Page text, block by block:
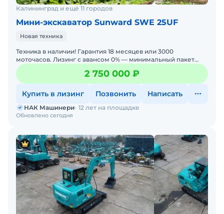
Калининград и ещё 11 городов
Мини-экскаватор Sunward SWE 25UF
Новая техника
Техника в наличии! Гарантия 18 месяцев или 3000
моточасов. Лизинг с авансом 0% — минимальный пакет
документов. Доставка по всей России и любая форма
оплаты
2 750 000 ₽
Купить в лизинг Позвонить Написать
Обновлено сегодня
НАК Машинери 12 лет на площадке